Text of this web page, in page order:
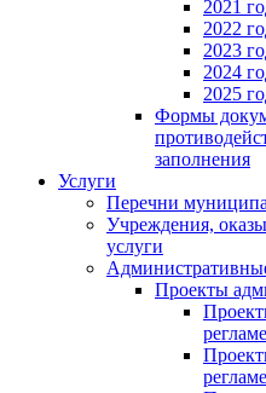
2021
2022
2023
2024
2025
Формы
заполнения
Услуги
Перечни
Учреждения,
услуги
Проекты